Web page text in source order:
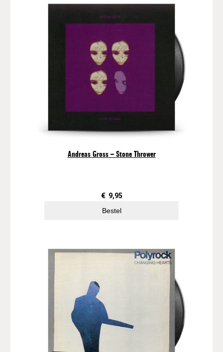
–
o
p
T
i
l
o
r
a
Andreas Gross – Stone Thrower
€ 9,95
Bestel